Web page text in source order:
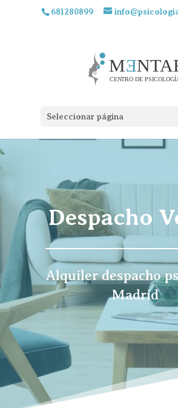
681280899
Seleccionar página
Despacho
Alquiler despacho
Madrid